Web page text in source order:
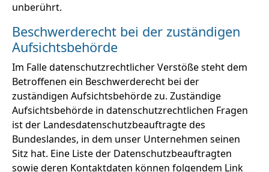
unberührt.
Beschwerderecht bei der zuständigen
Aufsichtsbehörde
Im Falle datenschutzrechtlicher Verstöße steht dem
Betroffenen ein Beschwerderecht bei der
zuständigen Aufsichtsbehörde zu. Zuständige
Aufsichtsbehörde in datenschutzrechtlichen Fragen
ist der Landesdatenschutzbeauftragte des
Bundeslandes, in dem unser Unternehmen seinen
Sitz hat. Eine Liste der Datenschutzbeauftragten
sowie deren Kontaktdaten können folgendem Link